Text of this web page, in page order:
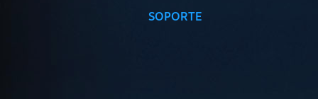
SOPORTE